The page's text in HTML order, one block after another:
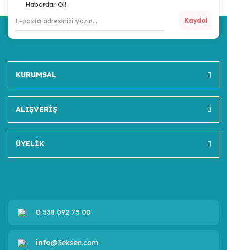
Haberdar Ol!
Kaydol
KURUMSAL
ALIŞVERİŞ
ÜYELİK
0 538 092 75 00
info@3eksen.com